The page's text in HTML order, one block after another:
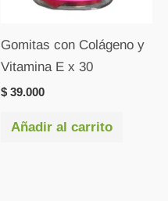
Gomitas con Colágeno y
Vitamina E x 30
$ 39.000
Añadir al carrito